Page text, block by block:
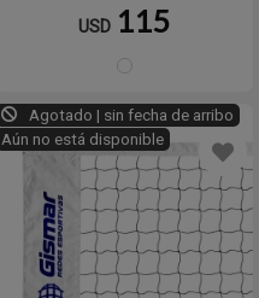
USD 115
Agotado | sin fecha de arribo
Aún no está disponible